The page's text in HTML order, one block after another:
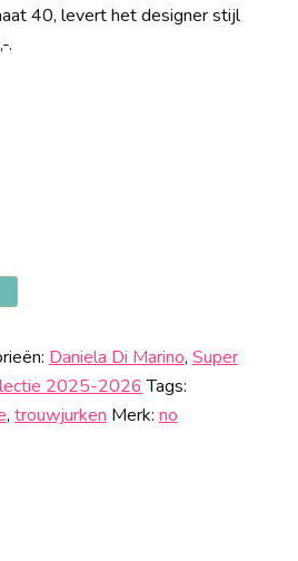
40, levert het designer stijl
.
Daniela Di Marino, Super
2025-2026 Tags:
, trouwjurken Merk: no